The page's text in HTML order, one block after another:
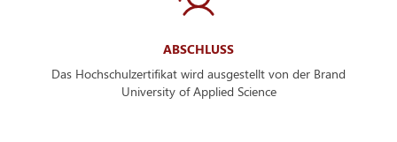
ABSCHLUSS
Das Hochschulzertifikat wird ausgestellt von der Brand
University of Applied Science